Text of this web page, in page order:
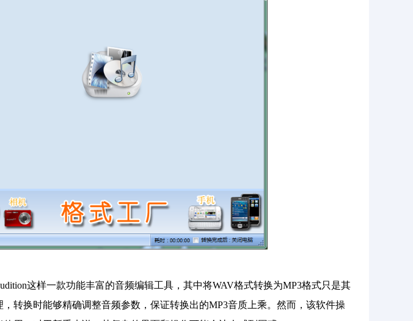
这样一款功能丰富的音频编辑工具，其中将WAV格式转换为MP3格式只是其
转换时能够精确调整音频参数，保证转换出的MP3音质上乘。然而，该软件操